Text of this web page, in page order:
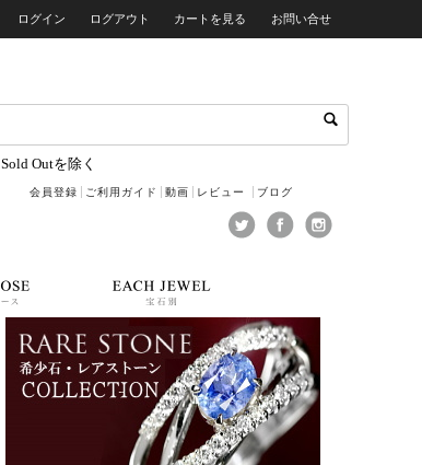
ログイン ログアウト カートを見る お問い合せ
Sold Outを除く
会員登録 ご利用ガイド 動画 レビュー ブログ